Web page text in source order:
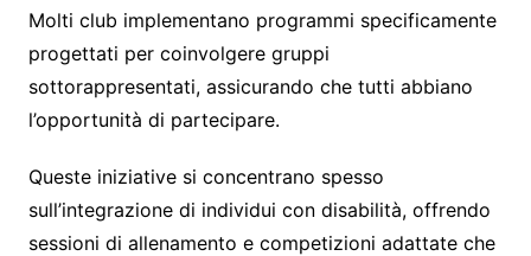
Molti club implementano programmi specificamente
progettati per coinvolgere gruppi
sottorappresentati, assicurando che tutti abbiano
l’opportunità di partecipare.
Queste iniziative si concentrano spesso
sull’integrazione di individui con disabilità, offrendo
sessioni di allenamento e competizioni adattate che